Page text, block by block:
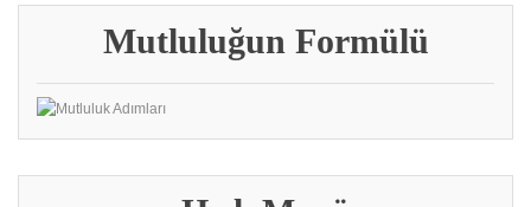
Mutluluğun Formülü